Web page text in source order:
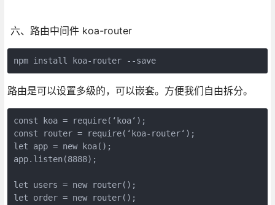
六、路由中间件 koa-router
npm install koa-router --save
路由是可以设置多级的，可以嵌套。方便我们自由拆分。
const koa = require(‘koa‘);
const router = require(‘koa-router‘);
let app = new koa();
app.listen(8888);
let users = new router();
let order = new router();